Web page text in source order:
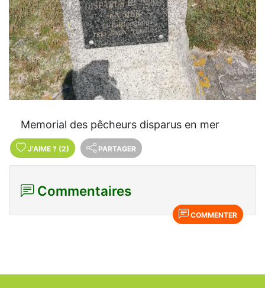
Memorial des pêcheurs disparus en mer
J'AIME ? (2) PARTAGER
Commentaires
COMMENTER